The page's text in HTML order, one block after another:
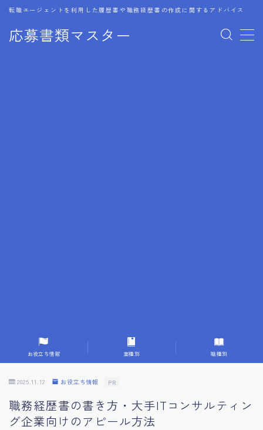
応募書類マスター
転職エージェントを利用した履歴書や職務経歴書の作成に関するアドバイス
MENU
9.転職成功者の事例分析とアドバイス
10.面接官に好印象を与える方法
11.キャリアアップを目指す人の応募書類
お役立ち情報 業種別 職種別
2025.11.12 お役立ち情報 PR
職務経歴書の書き方・大手ITコンサルティン
グ企業向けのアピール方法